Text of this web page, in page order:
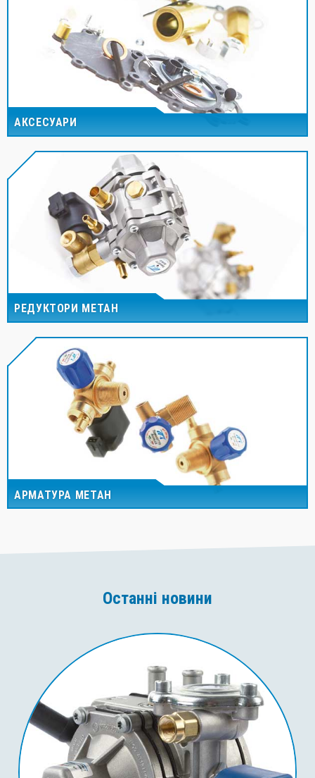
АКСЕСУАРИ
РЕДУКТОРИ МЕТАН
АРМАТУРА МЕТАН
Останні новини